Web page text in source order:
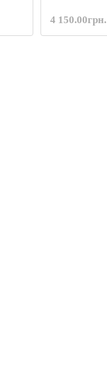
4 150.00грн.